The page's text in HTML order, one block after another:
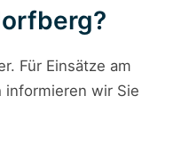
Für Einsätze am
informieren wir Sie